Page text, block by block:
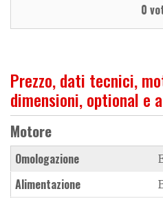
0
Prezzo, dati tecnici,
dimensioni, optional e
Motore
Omologazione
Alimentazione